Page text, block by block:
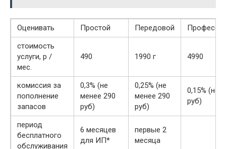
Оценивать Простой Передовой
стоимость
услуги, р /
мес.
490 1990 г 4990
комиссия за
пополнение
запасов
0,3% (не
менее 290
руб)
0,25% (не
менее 290
руб)
0,15% (не
руб)
период
бесплатного
обслуживания
6 месяцев
для ИП*
первые 2
месяца